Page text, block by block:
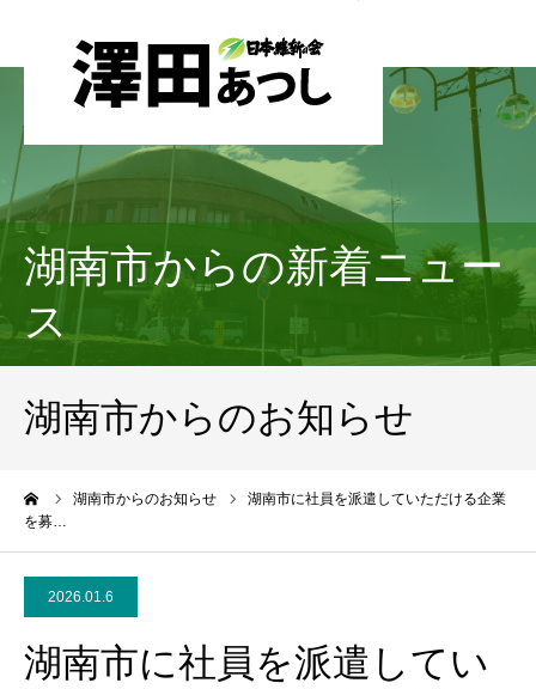
湖南市からの新着ニュー
ス
湖南市からのお知らせ
湖南市からのお知らせ
湖南市に社員を派遣していただける企業
を募…
2026.01.6
湖南市に社員を派遣してい